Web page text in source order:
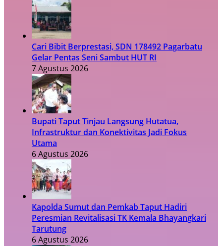
Cari Bibit Berprestasi, SDN 178492 Pagarbatu
Gelar Pentas Seni Sambut HUT RI
7 Agustus 2026
Bupati Taput Tinjau Langsung Hutatua,
Infrastruktur dan Konektivitas Jadi Fokus
Utama
6 Agustus 2026
Kapolda Sumut dan Pemkab Taput Hadiri
Peresmian Revitalisasi TK Kemala Bhayangkari
Tarutung
6 Agustus 2026